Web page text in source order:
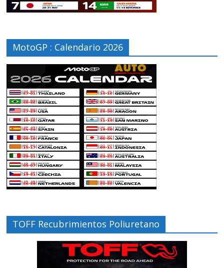
MotoGP : Calendario 2026
TOFF Recubrimientos Poliuretano